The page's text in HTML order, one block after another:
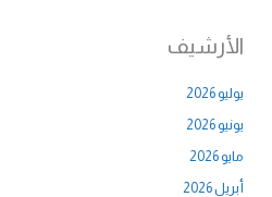
الأرشيف
يوليو 2026
يونيو 2026
مايو 2026
أبريل 2026